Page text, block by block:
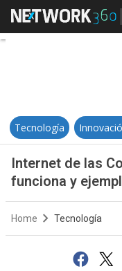
Tecnología
Internet de las
funciona y
Home Tecnología